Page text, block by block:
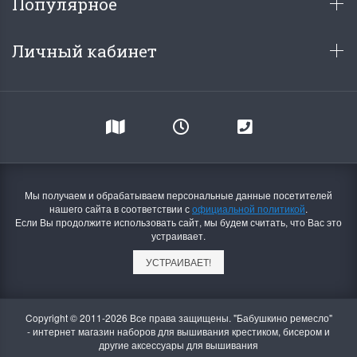
Личный кабинет
Мы получаем и обрабатываем персональные данные посетителей
нашего сайта в соответствии софициальной политикой.
Если Вы продолжите использовать сайт, мы будем считать, что Вас это
устраивает.
УСТРАИВАЕТ!
Copyright © 2011-2026 Все права защищены. "Бабушкино ремесло"
- интернет магазин наборов для вышивания крестиком, бисером и
другие аксессуары для вышивания